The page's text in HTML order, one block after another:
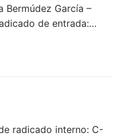
Bermúdez García –
de entrada:…
radicado interno: C-